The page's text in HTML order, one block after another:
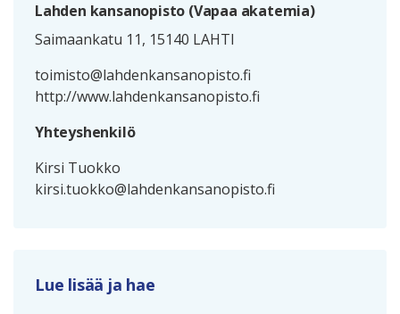
Lahden kansanopisto (Vapaa akatemia)
Saimaankatu 11, 15140 LAHTI
toimisto@lahdenkansanopisto.fi
http://www.lahdenkansanopisto.fi
Yhteyshenkilö
Kirsi Tuokko
kirsi.tuokko@lahdenkansanopisto.fi
Lue lisää ja hae